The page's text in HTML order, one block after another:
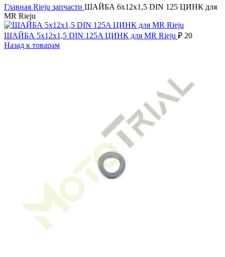
Главная Rieju запчасти ШАЙБА 6x12x1,5 DIN 125 ЦИНК для
MR Rieju
ШАЙБА 5x12x1,5 DIN 125A ЦИНК для MR Rieju ₽ 20
Назад к товарам